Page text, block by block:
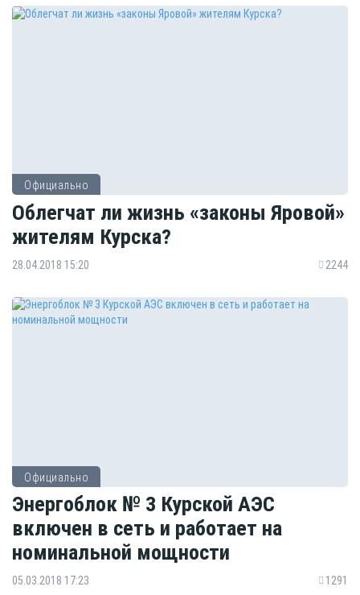
Официально
Облегчат ли жизнь «законы Яровой»
жителям Курска?
28.04.2018 15:20 2244
Официально
Энергоблок № 3 Курской АЭС
включен в сеть и работает на
номинальной мощности
05.03.2018 17:23 1291